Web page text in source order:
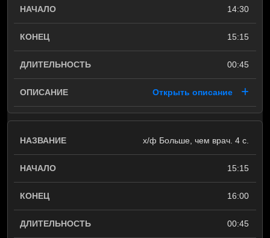
14:30
15:15
00:45
Открыть описание
х/ф Больше, чем врач. 4 с.
15:15
16:00
00:45